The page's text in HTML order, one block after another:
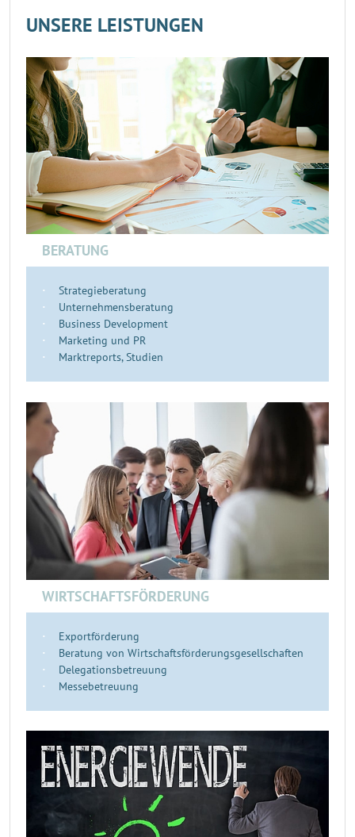
UNSERE LEISTUNGEN
BERATUNG
Strategieberatung
Unternehmensberatung
Business Development
Marketing und PR
Marktreports, Studien
WIRTSCHAFTSFÖRDERUNG
Exportförderung
Beratung von Wirtschaftsförderungsgesellschaften
Delegationsbetreuung
Messebetreuung